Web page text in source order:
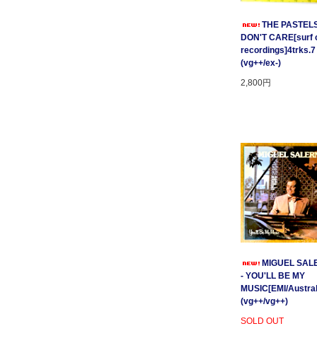
THE
DON'T CARE[surf
recordings]4trks.7
(vg++/ex-)
2,800円
MIGUEL
- YOU'LL BE MY
MUSIC[EMI/
(vg++/vg++)
SOLD OUT